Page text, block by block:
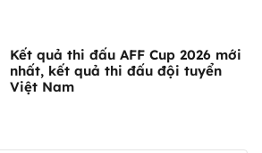
Kết quả thi đấu AFF Cup 2026 mới
nhất, kết quả thi đấu đội tuyển
Việt Nam